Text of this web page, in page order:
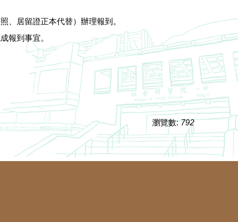
、居留證正本代替）辦理報到。
報到事宜。
瀏覽數: 792